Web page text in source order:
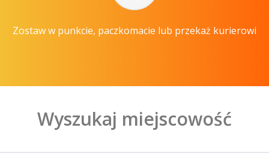
Zostaw w punkcie, paczkomacie lub przekaż kurierowi
Wyszukaj miejscowość